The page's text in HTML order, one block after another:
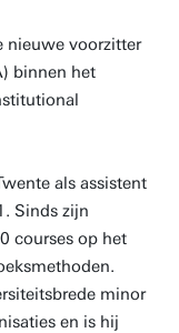
nieuwe voorzitter
binnen het
als assistent
Sinds zijn
courses op het
minor
en is hij